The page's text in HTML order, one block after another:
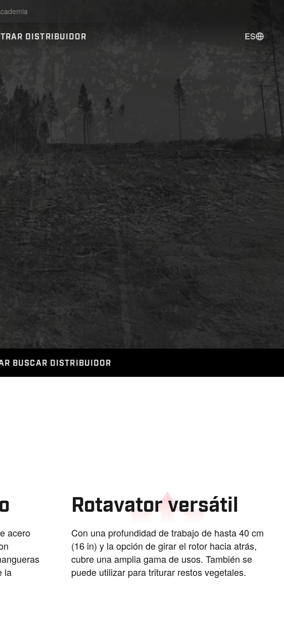
DISTRIBUIDOR ES
BUSCAR DISTRIBUIDOR
acero
la
Rotavator versátil
Con una profundidad de trabajo de hasta 40 cm
(16 in) y la opción de girar el rotor hacia atrás,
cubre una amplia gama de usos. También se
puede utilizar para triturar restos vegetales.